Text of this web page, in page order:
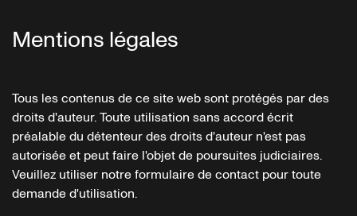
Mentions légales
Tous les contenus de ce site web sont protégés par des
droits d'auteur. Toute utilisation sans accord écrit
préalable du détenteur des droits d'auteur n'est pas
autorisée et peut faire l'objet de poursuites judiciaires.
Veuillez utiliser notre formulaire de contact pour toute
demande d'utilisation.